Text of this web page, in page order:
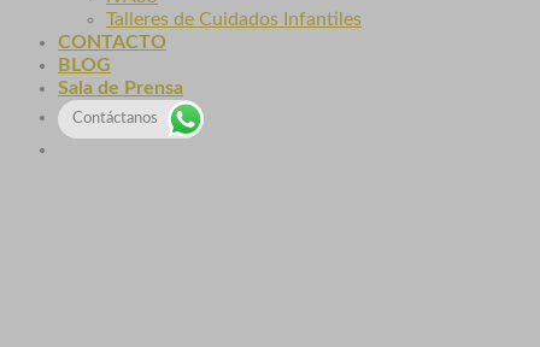
Talleres de Cuidados Infantiles
CONTACTO
BLOG
Sala de Prensa
Contáctanos